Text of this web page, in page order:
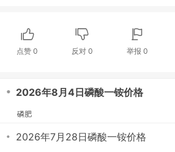
点赞0 反对 0 举报 0
・ 2026年8月4日磷酸一铵价格
磷肥
・ 2026年7月28日磷酸一铵价格